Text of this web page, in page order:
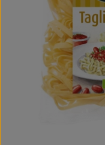
Boissons
Accessoires et
Cosmétique et
C'est nous